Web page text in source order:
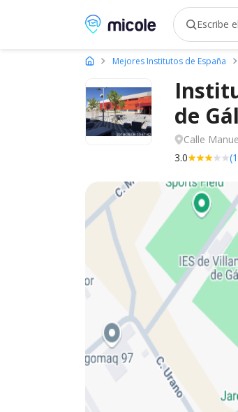
Micole, buscador de colegios
Mejores Institutos de España
de
Calle
3.0